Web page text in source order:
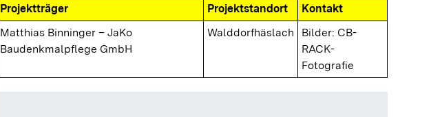
Projektträger Projektstandort
Kontakt
Matthias Binninger – JaKo
Baudenkmalpflege GmbH
Walddorfhäslach
Bilder: CB-
RACK-
Fotografie